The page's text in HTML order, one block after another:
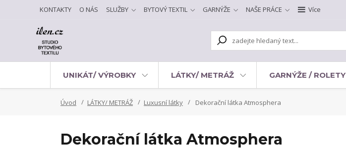
KONTAKTY O NÁS SLUŽBY BYTOVÝ TEXTIL GARNÝŽE NAŠE PRÁCE Více
UNIKÁT/ VÝROBKY LÁTKY/ METRÁŽ GARNÝŽE / ROLETY
Úvod LÁTKY/ METRÁŽ Luxusní látky Dekorační látka Atmosphera
Dekorační látka Atmosphera